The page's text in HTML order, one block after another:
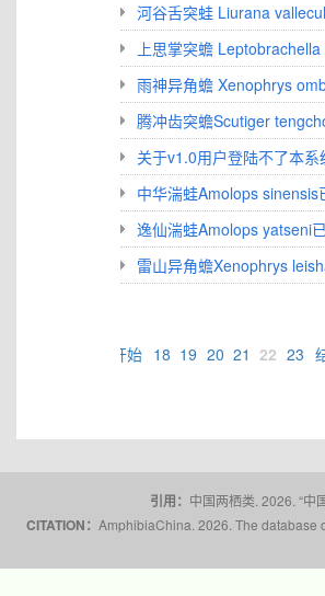
河谷舌突蛙 Liurana
上思掌突蟾
雨神异角蟾 Xenophrys
腾冲齿突蟾Scutiger
关于v1.0用户登陆不了本系
中华湍蛙Amolops sinensis
逸仙湍蛙Amolops yatseni
雷山异角蟾Xenophrys
开始 18 19 20 21 22 23
引用： 中国两栖类. 2026. “中
CITATION： AmphibiaChina. 2026. The database